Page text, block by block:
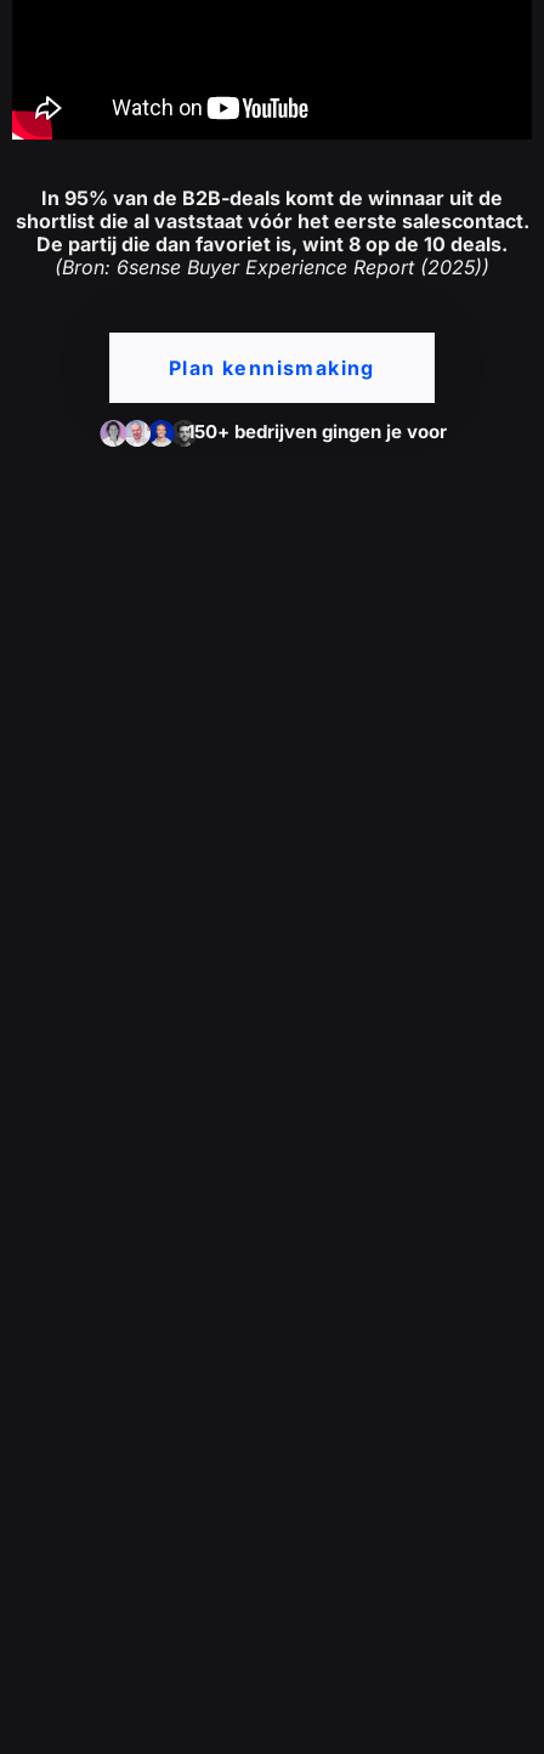
In 95% van de B2B-deals komt de winnaar uit de
shortlist die al vaststaat vóór het eerste salescontact.
De partij die dan favoriet is, wint 8 op de 10 deals.
(Bron: 6sense Buyer Experience Report (2025))
Plan kennismaking
150+ bedrijven gingen je voor